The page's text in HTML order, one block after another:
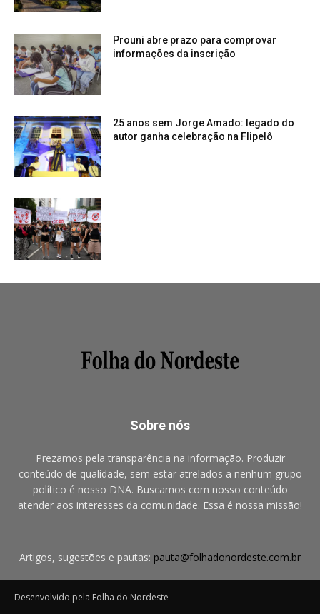
Prouni abre prazo para comprovar
informações da inscrição
25 anos sem Jorge Amado: legado do
autor ganha celebração na Flipelô
Sobre nós
Prezamos pela transparência na informação. Produzir
conteúdo de qualidade, sem estar atrelados a nenhum grupo
político é nosso DNA. Buscamos com nosso conteúdo
atender aos interesses da comunidade. Essa é nossa missão!
Artigos, sugestões e pautas: pauta@folhadonordeste.com.br
Desenvolvido pela Folha do Nordeste